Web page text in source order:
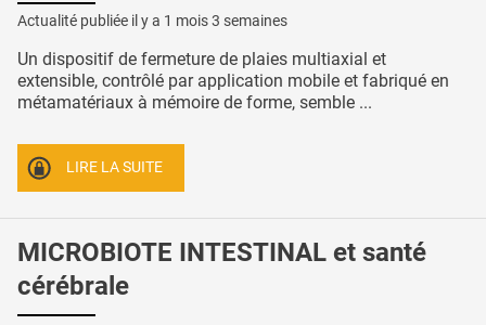
Actualité publiée il y a 1 mois 3 semaines
Un dispositif de fermeture de plaies multiaxial et
extensible, contrôlé par application mobile et fabriqué en
métamatériaux à mémoire de forme, semble ...
LIRE LA SUITE
MICROBIOTE INTESTINAL et santé
cérébrale